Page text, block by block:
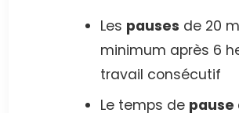
Les pauses de 20
minimum après 6
travail consécutif
Le temps de pause